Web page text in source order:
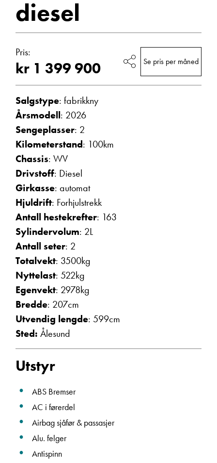
diesel
2026
Bobiler
E-post
Navn
Beskrivelse
Denne siden er beskyttet av reCAPTCHA og Google
PersonvernerklæringogVilkår for bruk
diesel
Pris:
kr 1 399 900 Se pris per måned
Salgstype: fabrikkny
Årsmodell: 2026
Sengeplasser: 2
Kilometerstand: 100km
Chassis: WV
Drivstoff: Diesel
Girkasse: automat
Hjuldrift: Forhjulstrekk
Antall hestekrefter: 163
Sylindervolum: 2L
Antall seter: 2
Totalvekt: 3500kg
Nyttelast: 522kg
Egenvekt: 2978kg
Bredde: 207cm
Utvendig lengde: 599cm
Sted: Ålesund
Utstyr
ABS Bremser
AC i førerdel
Airbag sjåfør & passasjer
Alu. felger
Antispinn